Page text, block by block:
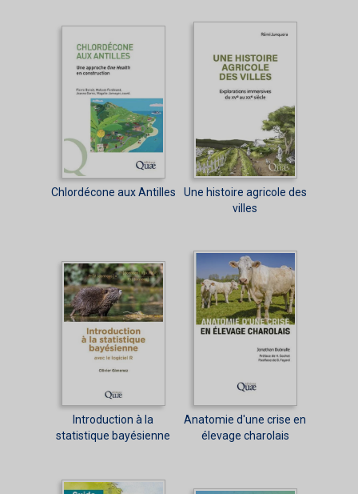
Chlordécone aux Antilles
Une histoire agricole des
villes
Introduction à la
statistique bayésienne
Anatomie d'une crise en
élevage charolais